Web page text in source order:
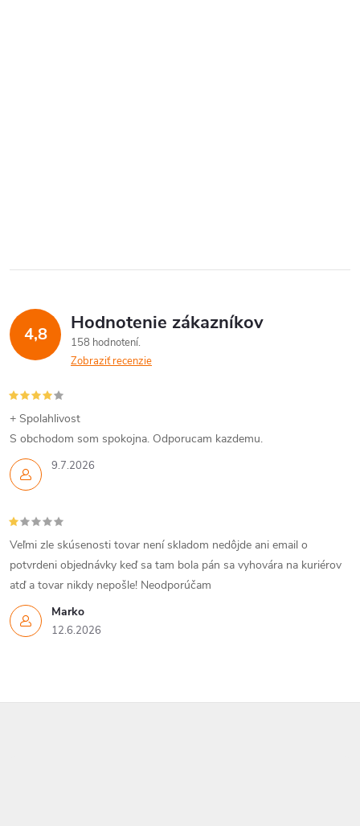
4,8 Hodnotenie zákazníkov
158 hodnotení
Zobraziť recenzie
9.7.2026
+ Spolahlivost
S obchodom som spokojna. Odporucam kazdemu.
Marko
12.6.2026
Veľmi zle skúsenosti tovar není skladom nedôjde ani email o
potvrdeni objednávky keď sa tam bola pán sa vyhovára na kuriérov
atď a tovar nikdy nepošle! Neodporúčam